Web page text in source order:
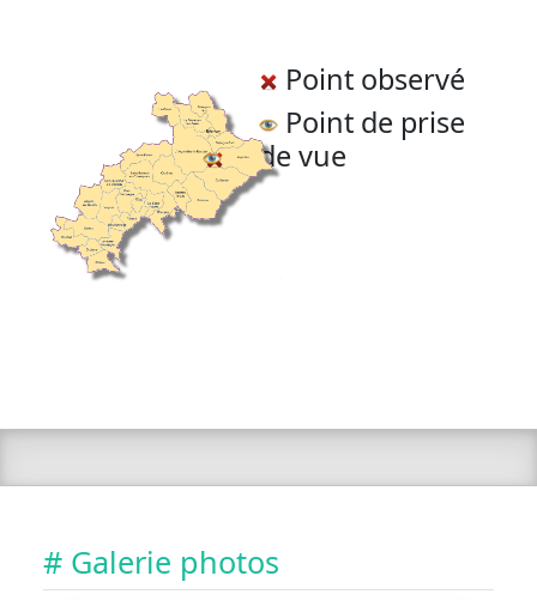
Point observé
Point de prise
de vue
# Galerie photos